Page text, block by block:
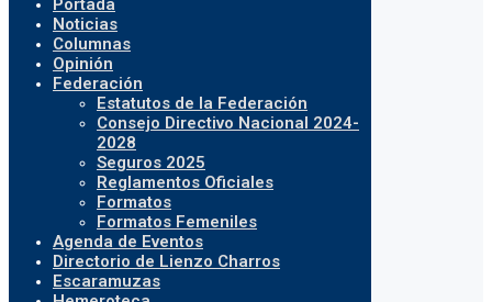
Portada
Noticias
Columnas
Opinión
Federación
Estatutos de la Federación
Consejo Directivo Nacional 2024-
2028
Seguros 2025
Reglamentos Oficiales
Formatos
Formatos Femeniles
Agenda de Eventos
Directorio de Lienzo Charros
Escaramuzas